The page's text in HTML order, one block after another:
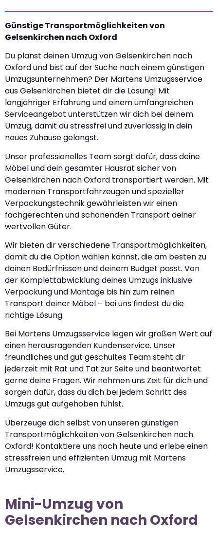
Günstige Transportmöglichkeiten von
Gelsenkirchen nach Oxford
Du planst deinen Umzug von Gelsenkirchen nach
Oxford und bist auf der Suche nach einem günstigen
Umzugsunternehmen? Der Martens Umzugsservice
aus Gelsenkirchen bietet dir die Lösung! Mit
langjähriger Erfahrung und einem umfangreichen
Serviceangebot unterstützen wir dich bei deinem
Umzug, damit du stressfrei und zuverlässig in dein
neues Zuhause gelangst.
Unser professionelles Team sorgt dafür, dass deine
Möbel und dein gesamter Hausrat sicher von
Gelsenkirchen nach Oxford transportiert werden. Mit
modernen Transportfahrzeugen und spezieller
Verpackungstechnik gewährleisten wir einen
fachgerechten und schonenden Transport deiner
wertvollen Güter.
Wir bieten dir verschiedene Transportmöglichkeiten,
damit du die Option wählen kannst, die am besten zu
deinen Bedürfnissen und deinem Budget passt. Von
der Komplettabwicklung deines Umzugs inklusive
Verpackung und Montage bis hin zum reinen
Transport deiner Möbel – bei uns findest du die
richtige Lösung.
Bei Martens Umzugsservice legen wir großen Wert auf
einen herausragenden Kundenservice. Unser
freundliches und gut geschultes Team steht dir
jederzeit mit Rat und Tat zur Seite und beantwortet
gerne deine Fragen. Wir nehmen uns Zeit für dich und
sorgen dafür, dass du dich bei jedem Schritt des
Umzugs gut aufgehoben fühlst.
Überzeuge dich selbst von unseren günstigen
Transportmöglichkeiten von Gelsenkirchen nach
Oxford! Kontaktiere uns noch heute und erlebe einen
stressfreien und effizienten Umzug mit Martens
Umzugsservice.
Mini-Umzug von
Gelsenkirchen nach Oxford